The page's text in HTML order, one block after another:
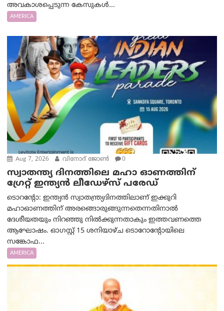
അവകാശപ്പെടുന്ന കേസുകൾ...
AMERICA
Aug 7, 2026 വിനോദ് ജോൺ 0
സ്വാതന്ത്യ ദിനത്തിലെ മഹാ ഓണത്തിന്
ഗ്രേറ്റ് ഇന്ത്യൻ ലീഡേഴ്സ് പരേഡ്
ടൊറന്റോ: ഇന്ത്യൻ സ്വാതന്ത്ര്യദിനത്തിലാണ് ഇക്കുറി
മഹാഓണത്തിന് അരങ്ങൊരുങ്ങുന്നതെന്നതിനാൽ
ദേശീയതയും നിറഞ്ഞു നിൽക്കുന്നതാകും ഇത്തവണത്തെ
ആഘോഷം. ഓഗസ്റ്റ് 15 ശനിയാഴ്ച ടൊറോന്റോയിലെ
സങ്കോഫ...
AMERICA